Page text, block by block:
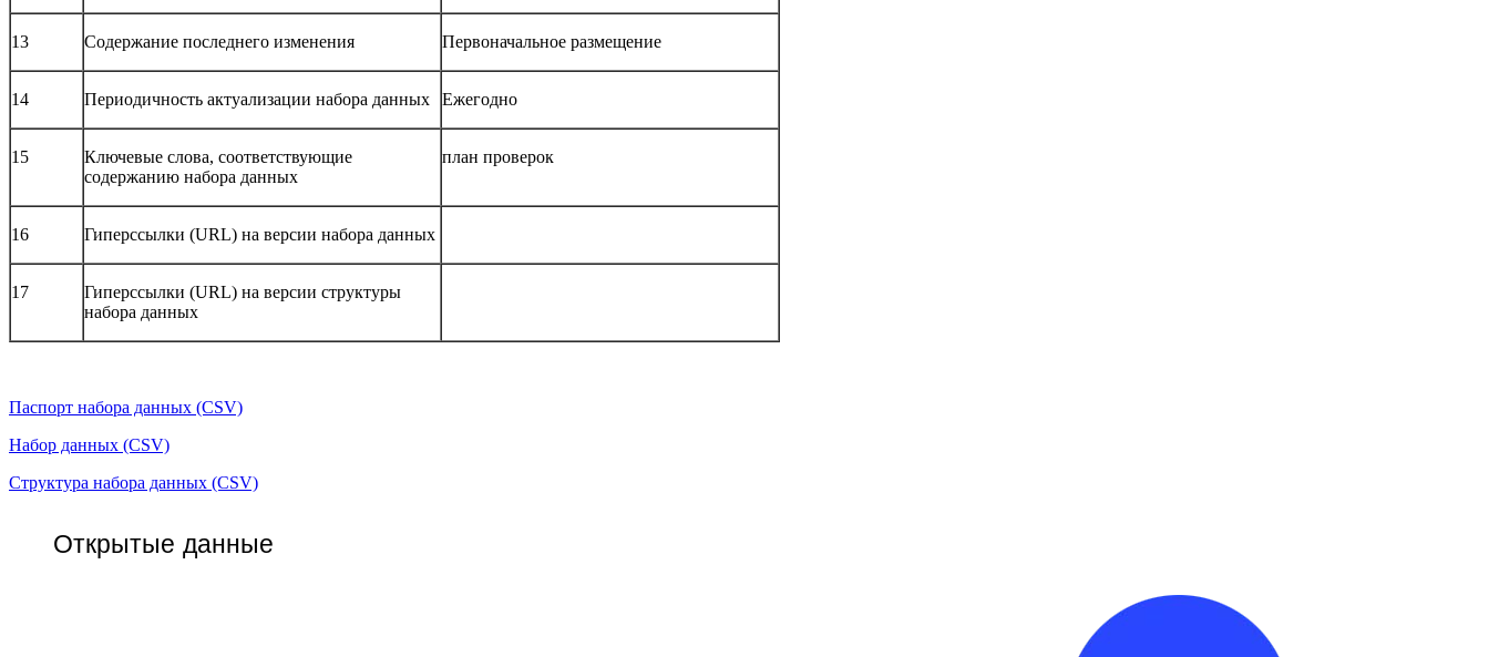
13 Содержание последнего изменения Первоначальное размещение
14 Периодичность актуализации набора данных Ежегодно
15
Ключевые слова, соответствующие
содержанию набора данных
план проверок
16 Гиперссылки (URL) на версии набора данных
17
Гиперссылки (URL) на версии структуры
набора данных
Паспорт набора данных (CSV)
Набор данных (CSV)
Структура набора данных (CSV)
Открытые данные